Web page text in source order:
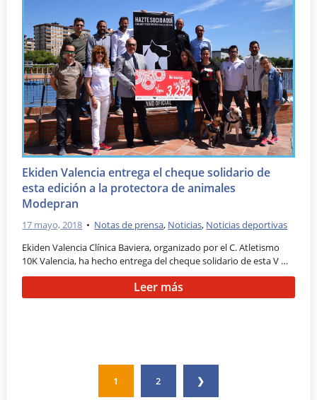
Ekiden Valencia entrega el cheque solidario de
esta edición a la protectora de animales
Modepran
17 mayo, 2018 • Notas de prensa, Noticias, Noticias deportivas
Ekiden Valencia Clínica Baviera, organizado por el C. Atletismo
10K Valencia, ha hecho entrega del cheque solidario de esta V …
Leer más
1 2 ❯